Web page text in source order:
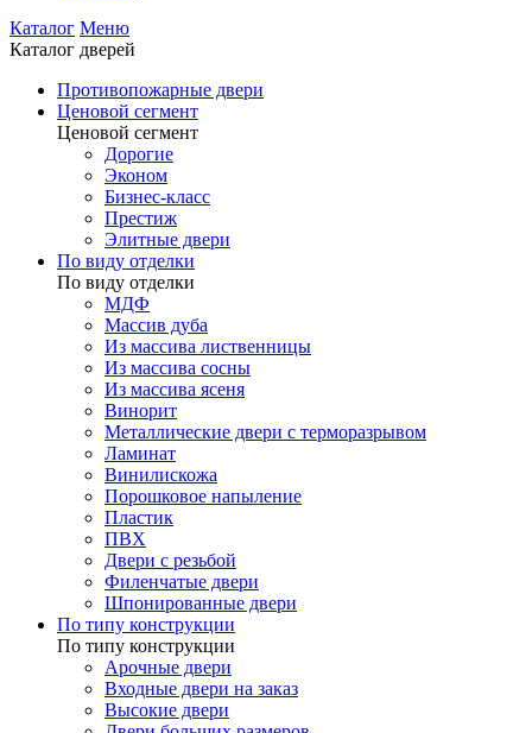
Каталог Меню
Каталог дверей
Противопожарные двери
Ценовой сегмент
Ценовой сегмент
Дорогие
Эконом
Бизнес-класс
Престиж
Элитные двери
По виду отделки
По виду отделки
МДФ
Массив дуба
Из массива лиственницы
Из массива сосны
Из массива ясеня
Винорит
Металлические двери с терморазрывом
Ламинат
Винилискожа
Порошковое напыление
Пластик
ПВХ
Двери с резьбой
Филенчатые двери
Шпонированные двери
По типу конструкции
По типу конструкции
Арочные двери
Входные двери на заказ
Высокие двери